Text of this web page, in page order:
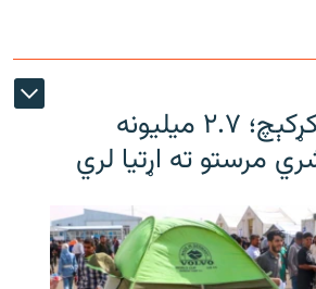
د راستنېدونکو کړکېچ؛ ۲.۷ میلیونه
مرستو ته اړتیا لري